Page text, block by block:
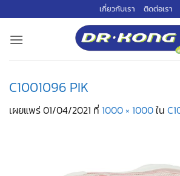
ไป
เกี่ยวกับเรา ติดต่อเรา
C1001096 PIK
เผยแพร่01/04/2021 ที่ 1000 × 1000ใน